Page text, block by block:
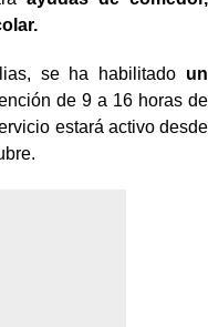
se ha habilitado un
de 9 a 16 horas de
estará activo desde